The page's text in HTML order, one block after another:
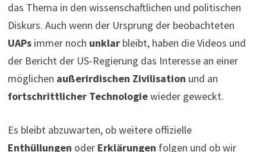
das Thema in den wissenschaftlichen und politischen
Diskurs. Auch wenn der Ursprung der beobachteten
UAPs immer noch unklar bleibt, haben die Videos und
der Bericht der US-Regierung das Interesse an einer
möglichen außerirdischen Zivilisation und an
fortschrittlicher Technologiewieder geweckt.
Es bleibt abzuwarten, ob weitere offizielle
Enthüllungen oder Erklärungen folgen und ob wir